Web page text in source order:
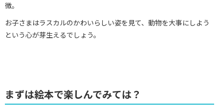
徴。
お子さまはラスカルのかわいらしい姿を見て、動物を大事にしよう
という心が芽生えるでしょう。
まずは絵本で楽しんでみては？